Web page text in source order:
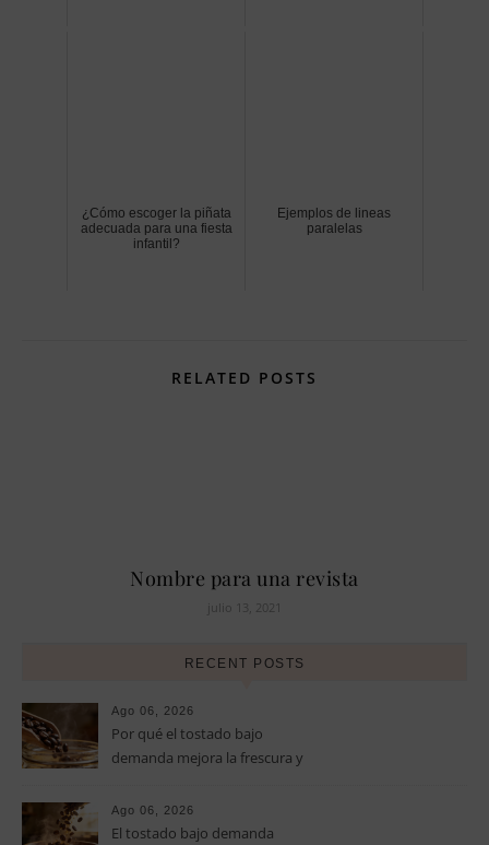
¿Cómo escoger la piñata
adecuada para una fiesta
infantil?
Ejemplos de lineas
paralelas
RELATED POSTS
Nombre para una revista
julio 13, 2021
RECENT POSTS
Ago 06, 2026
Por qué el tostado bajo
demanda mejora la frescura y
especialidad
Ago 06, 2026
El tostado bajo demanda